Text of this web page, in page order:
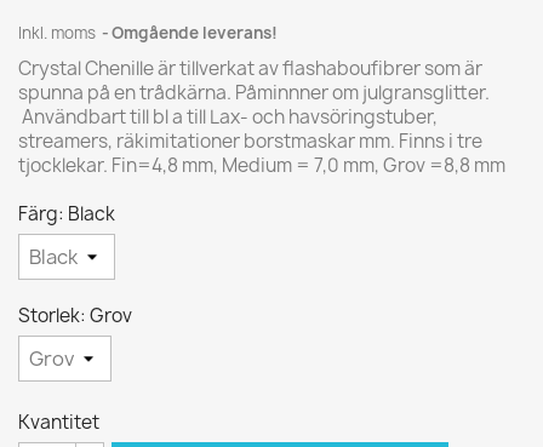
Inkl. moms Omgående leverans!
Crystal Chenille är tillverkat av flashaboufibrer som är
spunna på en trådkärna. Påminnner om julgransglitter.
Användbart till bl a till Lax- och havsöringstuber,
streamers, räkimitationer borstmaskar mm. Finns i tre
tjocklekar. Fin=4,8 mm, Medium = 7,0 mm, Grov =8,8 mm
Färg: Black
Storlek: Grov
Kvantitet